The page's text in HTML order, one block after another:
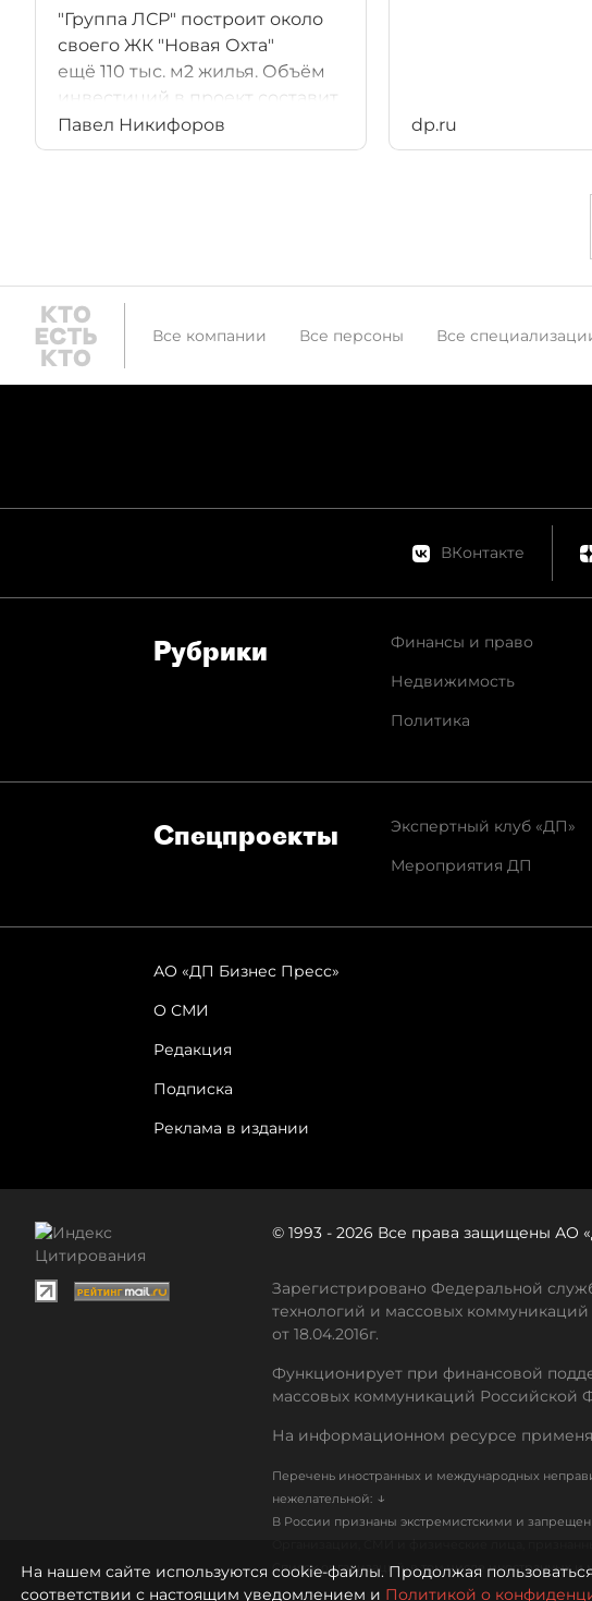
"Группа ЛСР" построит около
своего ЖК "Новая Охта"
ещё 110 тыс. м2 жилья. Объём
инвестиций в проект составит
14,3 млрд рублей.
Павел Никифоров dp.ru
Все компании Все персоны Все
ВКонтакте
Рубрики
Финансы и право
Недвижимость
Политика
Спец­проекты
Экспертный клуб «ДП»
Мероприятия ДП
АО «ДП Бизнес Пресс»
О СМИ
Редакция
Подписка
Реклама в издании
© 1993 - 2026 Все права защищены АО
Зарегистрировано Федеральной
технологий и массовых
от 18.04.2016г.
Функционирует при финансовой
массовых коммуникаций Российской
На информационном ресурсе
Перечень иностранных и международных
нежелательной: ↓
В России признаны экстремистскими и
Список организаций, в том числе иностранных
На нашем сайте используются cookie-файлы. Продолжая
соответствии с настоящим уведомлением и Политикой о